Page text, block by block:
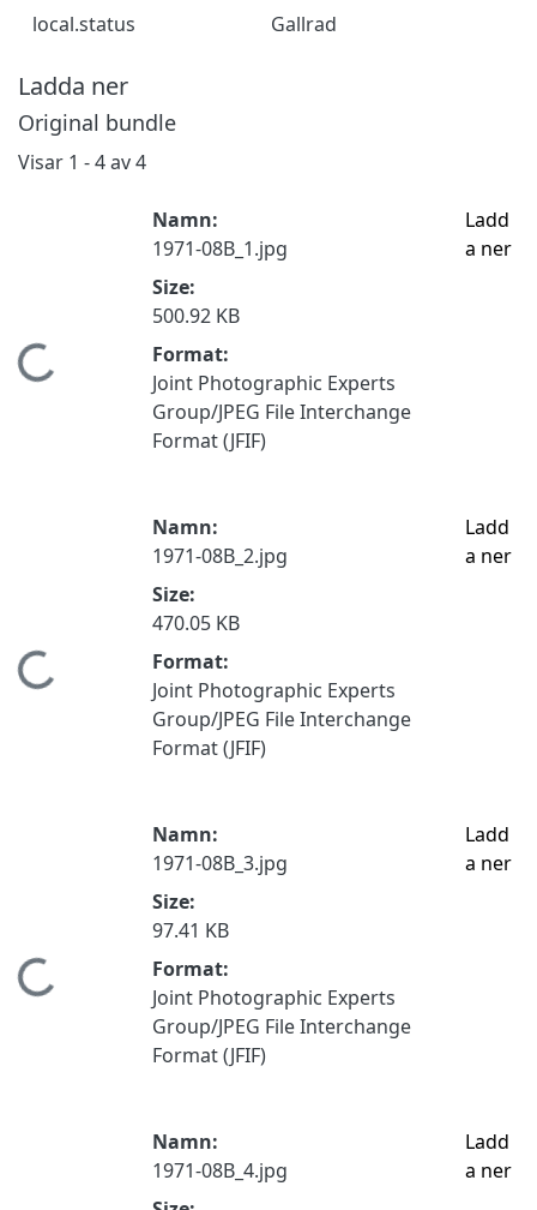
local.status Gallrad
Ladda ner
Original bundle
Visar 1 - 4 av 4
Hämtar...
Namn:
1971-08B_1.jpg
Size:
500.92 KB
Format:
Joint Photographic Experts
Group/JPEG File Interchange
Format (JFIF)
Ladd
a ner
Hämtar...
Namn:
1971-08B_2.jpg
Size:
470.05 KB
Format:
Joint Photographic Experts
Group/JPEG File Interchange
Format (JFIF)
Ladd
a ner
Hämtar...
Namn:
1971-08B_3.jpg
Size:
97.41 KB
Format:
Joint Photographic Experts
Group/JPEG File Interchange
Format (JFIF)
Ladd
a ner
Namn:
1971-08B_4.jpg
Ladd
a ner